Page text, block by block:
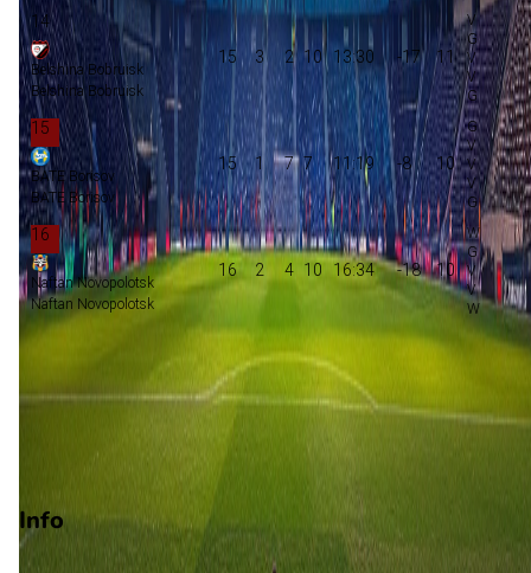
14
Belshina Bobruisk
Belshina Bobruisk
15 3 2 10 13:30 -17 11
15
BATE Borisov
BATE Borisov
15 1 7 7 11:19 -8 10
16
Naftan Novopolotsk
Naftan Novopolotsk
16 2 4 10 16:34 -18 10
Play-offs voorronde Europa Conference League
Info
Op 17 oktober 2026 gaat Dynamo Brest de strijd aan met